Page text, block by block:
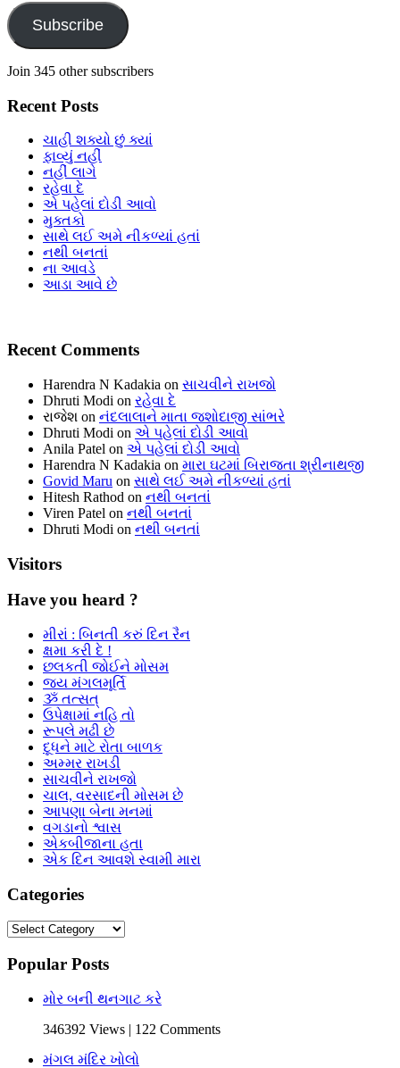
Subscribe
Join 345 other subscribers
Recent Posts
ચાહી શક્યો છું ક્યાં
ફાવ્યું નહીં
નહીં લાગે
રહેવા દે
એ પહેલાં દોડી આવો
મુક્તકો
સાથે લઈ અમે નીકળ્યાં હતાં
નથી બનતાં
ના આવડે
આડા આવે છે
Recent Comments
Harendra N Kadakia on સાચવીને રાખજો
Dhruti Modi on રહેવા દે
રાજેશ on નંદલાલાને માતા જશોદાજી સાંભરે
Dhruti Modi on એ પહેલાં દોડી આવો
Anila Patel on એ પહેલાં દોડી આવો
Harendra N Kadakia on મારા ઘટમાં બિરાજતા શ્રીનાથજી
Govid Maru on સાથે લઈ અમે નીકળ્યાં હતાં
Hitesh Rathod on નથી બનતાં
Viren Patel on નથી બનતાં
Dhruti Modi on નથી બનતાં
Visitors
Have you heard ?
મીરાં : બિનતી કરું દિન રૈન
ક્ષમા કરી દે !
છલકતી જોઈને મોસમ
જય મંગલમૂર્તિ
ૐ તત્સત્
ઉપેક્ષામાં નહિ તો
રૂપલે મઢી છે
દૂધને માટે રોતા બાળક
અમ્મર રાખડી
સાચવીને રાખજો
ચાલ, વરસાદની મોસમ છે
આપણા બેના મનમાં
વગડાનો શ્વાસ
એકબીજાના હતા
એક દિન આવશે સ્વામી મારા
Categories
Categories
Popular Posts
મોર બની થનગાટ કરે
346392 Views | 122 Comments
મંગલ મંદિર ખોલો